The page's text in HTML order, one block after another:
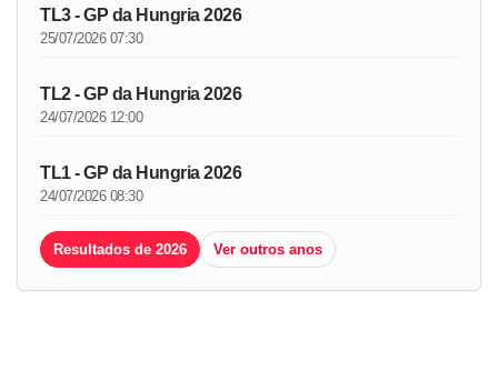
TL3 - GP da Hungria 2026
25/07/2026 07:30
TL2 - GP da Hungria 2026
24/07/2026 12:00
TL1 - GP da Hungria 2026
24/07/2026 08:30
Resultados de 2026 Ver outros anos